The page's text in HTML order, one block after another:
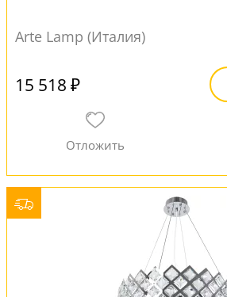
Arte Lamp (Италия)
15 518 ₽